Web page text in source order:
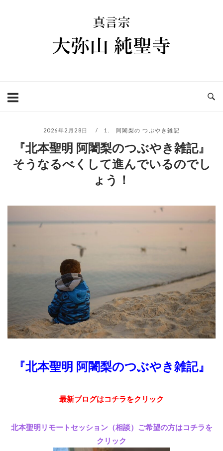
2026年2月28日 1. 阿闍梨の つぶやき雑記
『北本聖明 阿闍梨のつぶやき雑記』
そうなるべくして進んでいるのでし
ょう！
『北本聖明 阿闍梨のつぶやき雑記』
最新ブログはコチラをクリック
北本聖明リモートセッション（相談）ご希望の方はコチラを
クリック